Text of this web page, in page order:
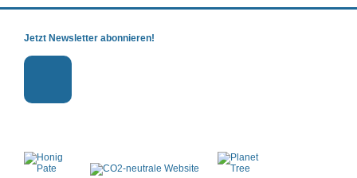
Jetzt Newsletter abonnieren!